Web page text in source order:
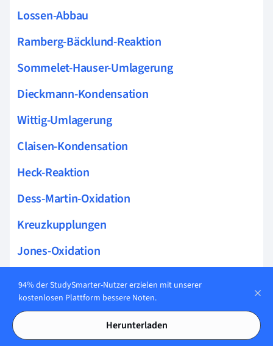
Lossen-Abbau
Ramberg-Bäcklund-Reaktion
Sommelet-Hauser-Umlagerung
Dieckmann-Kondensation
Wittig-Umlagerung
Claisen-Kondensation
Heck-Reaktion
Dess-Martin-Oxidation
Kreuzkupplungen
Jones-Oxidation
Negishi-Kupplung
Wolff-Kishner-Reaktion
Prileschajew-Reaktion
94% der StudySmarter-Nutzer erzielen mit unserer
kostenlosen Plattform bessere Noten.
Herunterladen